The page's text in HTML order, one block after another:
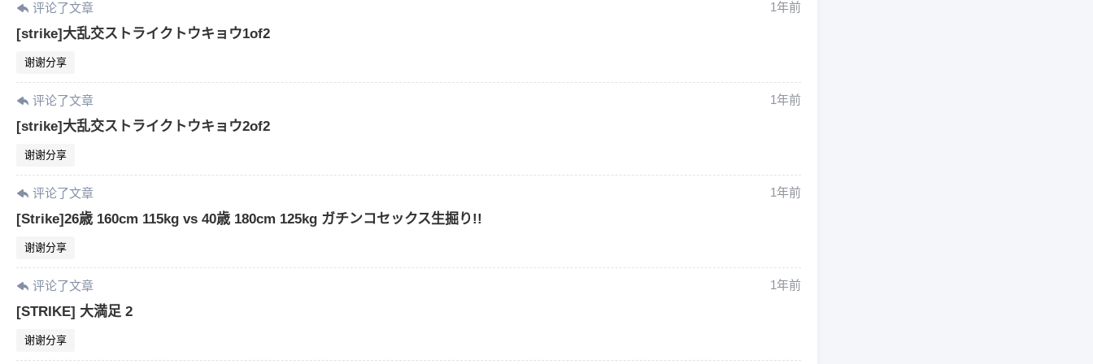
评论了文章 1年前
[strike]大乱交ストライクトウキョウ1of2
谢谢分享
评论了文章 1年前
[strike]大乱交ストライクトウキョウ2of2
谢谢分享
评论了文章 1年前
[Strike]26歳 160cm 115kg vs 40歳 180cm 125kg ガチンコセックス生掘り!!
谢谢分享
评论了文章 1年前
[STRIKE] 大満足 2
谢谢分享